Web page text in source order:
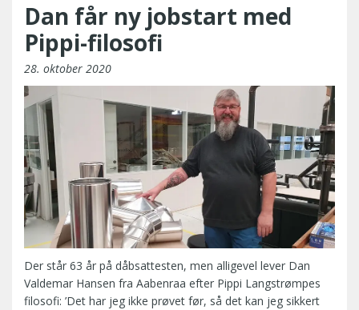
Dan får ny jobstart med
Pippi-filosofi
28. oktober 2020
Der står 63 år på dåbsattesten, men alligevel lever Dan
Valdemar Hansen fra Aabenraa efter Pippi Langstrømpes
filosofi: ’Det har jeg ikke prøvet før, så det kan jeg sikkert